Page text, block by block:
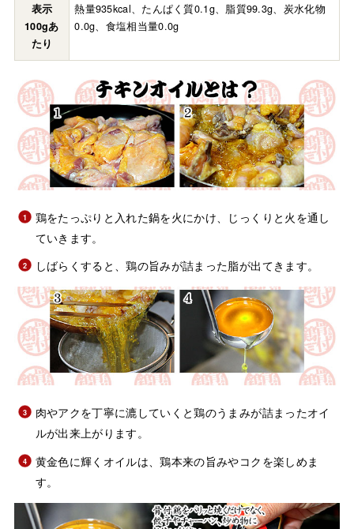
表示
100gあ
たり
熱量935kcal、たんぱく質0.1g、脂質99.3g、炭水化物
0.0g、食塩相当量0.0g
鶏をたっぷりと入れた鍋を火にかけ、じっくりと火を通し
ていきます。
しばらくすると、鶏の旨みが詰まった脂が出てきます。
肉やアクを丁寧に漉していくと鶏のうまみが詰まったオイ
ルが出来上がります。
黄金色に輝くオイルは、鶏本来の旨みやコクを楽しめま
す。